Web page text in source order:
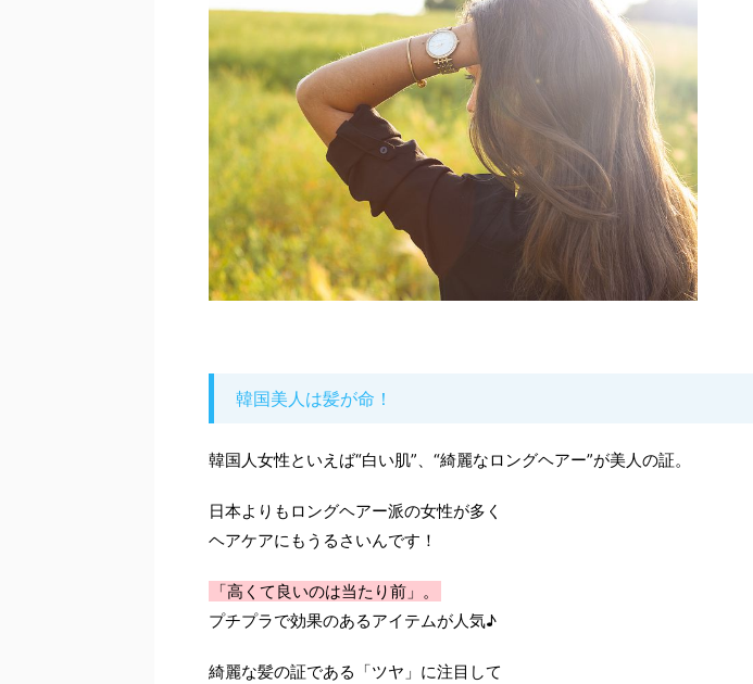
韓国美人は髪が命！
韓国人女性といえば“白い肌”、“綺麗なロングヘアー”が美人の証。
日本よりもロングヘアー派の女性が多く
ヘアケアにもうるさいんです！
「高くて良いのは当たり前」。
プチプラで効果のあるアイテムが人気♪
綺麗な髪の証である「ツヤ」に注目して